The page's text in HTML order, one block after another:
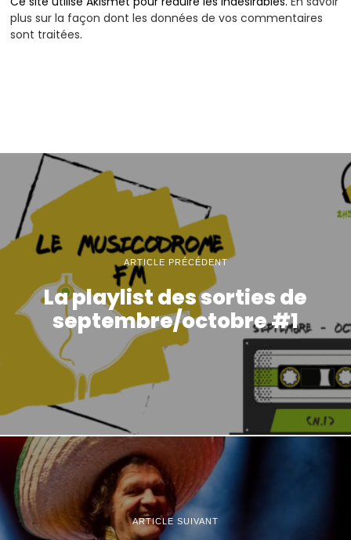
plus sur la façon dont les données de vos commentaires
sont traitées.
ARTICLE PRÉCÉDENT
La playlist des sorties de
septembre/octobre #1
ARTICLE SUIVANT